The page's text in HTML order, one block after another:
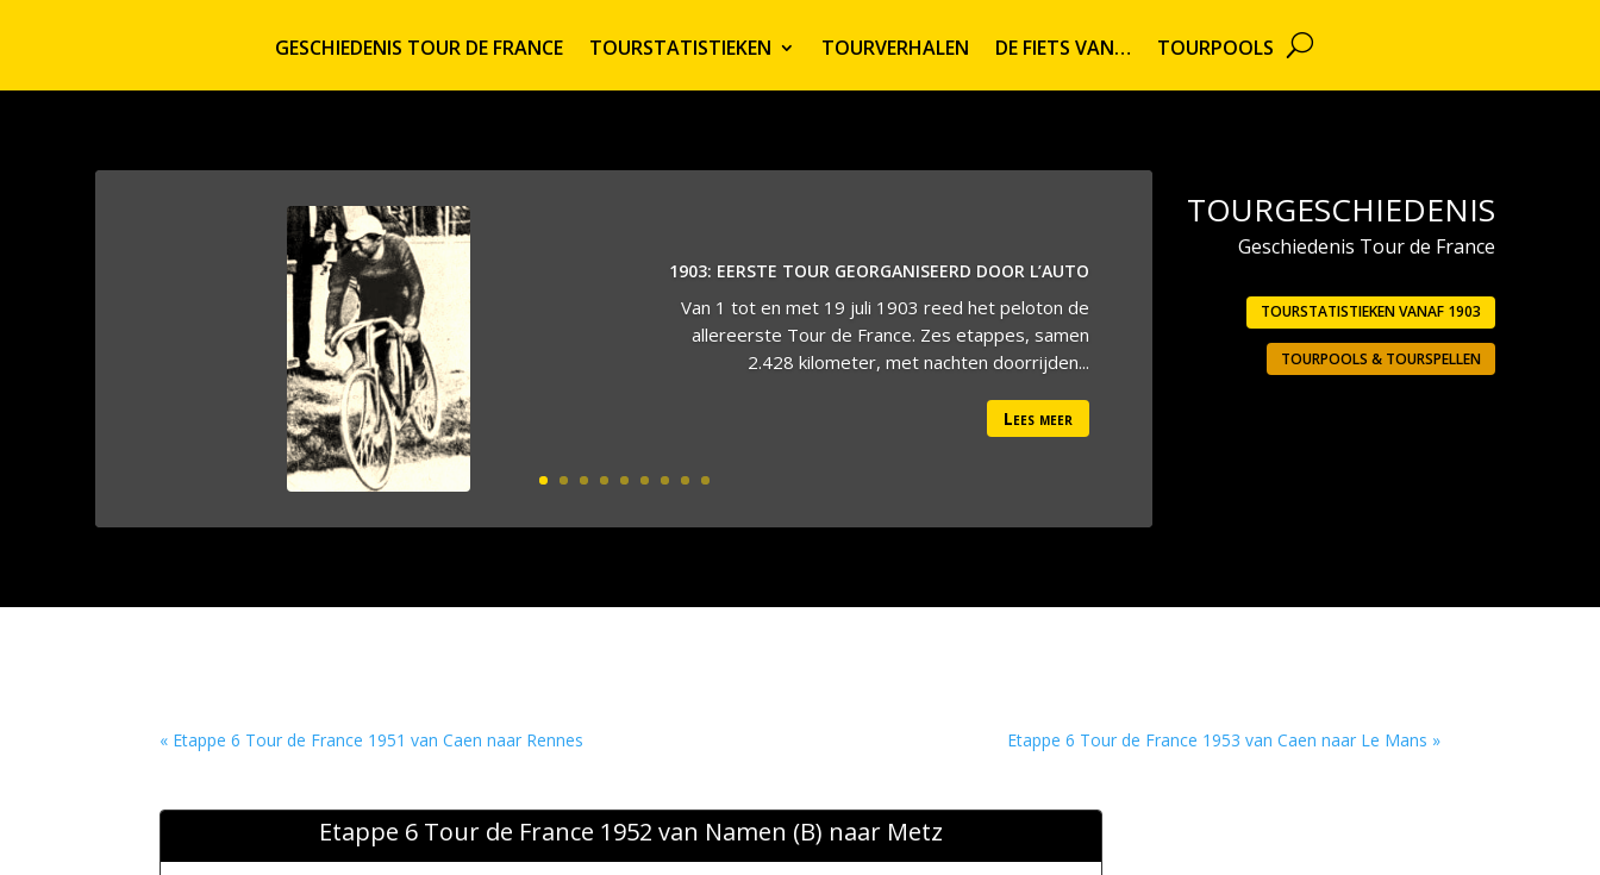
GESCHIEDENIS TOUR DE FRANCE TOURSTATISTIEKEN TOURVERHALEN DE FIETS VAN… TOURPOOLS
1903: EERSTE TOUR GEORGANISEERD DOOR L’AUTO
Van 1 tot en met 19 juli 1903 reed het peloton de
allereerste Tour de France. Zes etappes, samen
2.428 kilometer, met nachten doorrijden...
Lees meer
TOURGESCHIEDENIS
Geschiedenis Tour de France
TOURSTATISTIEKEN VANAF 1903
TOURPOOLS & TOURSPELLEN
« Etappe 6 Tour de France 1951 van Caen naar Rennes Etappe 6 Tour de France 1953 van Caen naar Le Mans »
Etappe 6 Tour de France 1952 van Namen (B) naar Metz